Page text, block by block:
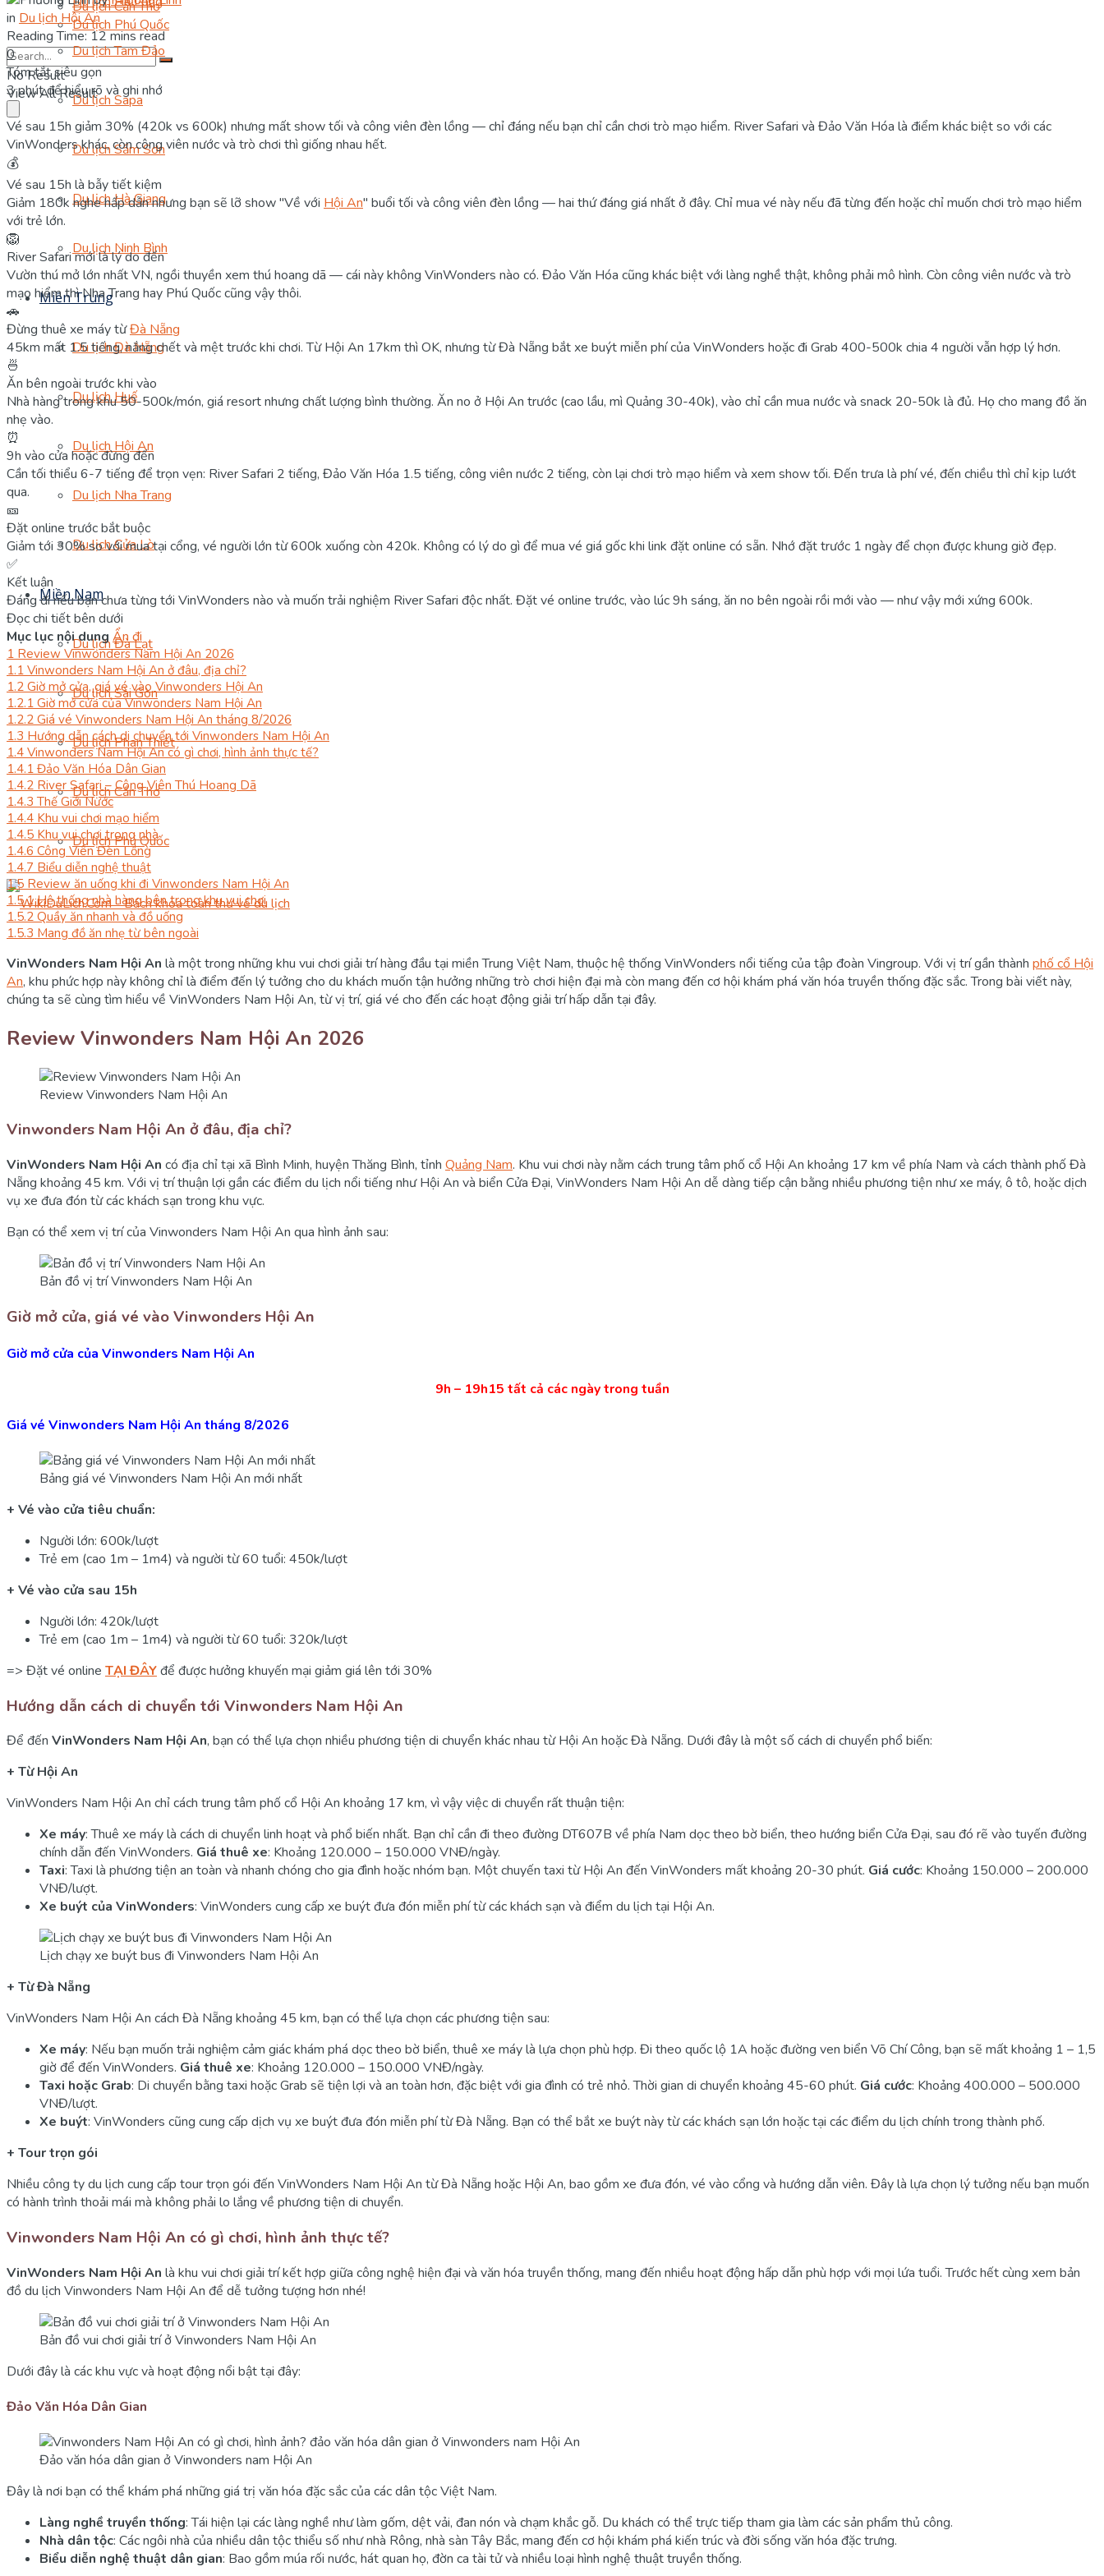
Du lịch Cần Thơ
Du lịch Phú Quốc
No Result
View All Result
Du lịch Tam Đảo
Du lịch Sapa
Du lịch Sầm Sơn
Du lịch Hà Giang
Du lịch Ninh Bình
Miền Trung
Du lịch Đà Nẵng
Du lịch Huế
Du lịch Hội An
Du lịch Nha Trang
Du lịch Cửa Lò
Miền Nam
Du lịch Đà Lạt
Du lịch Sài Gòn
Du lịch Phan Thiết
Du lịch Cần Thơ
Du lịch Phú Quốc
in Du lịch Hội An
Reading Time: 12 mins read
0
Tóm tắt siêu gọn
3 phút để hiểu rõ và ghi nhớ
Vé sau 15h giảm 30% (420k vs 600k) nhưng mất show tối và công viên đèn lồng — chỉ đáng nếu bạn chỉ cần chơi trò mạo hiểm. River Safari và Đảo Văn Hóa là điểm khác biệt so với các
VinWonders khác, còn công viên nước và trò chơi thì giống nhau hết.
💰
Vé sau 15h là bẫy tiết kiệm
Giảm 180k nghe hấp dẫn nhưng bạn sẽ lỡ show "Về với Hội An" buổi tối và công viên đèn lồng — hai thứ đáng giá nhất ở đây. Chỉ mua vé này nếu đã từng đến hoặc chỉ muốn chơi trò mạo hiểm
với trẻ lớn.
🦁
River Safari mới là lý do đến
Vườn thú mở lớn nhất VN, ngồi thuyền xem thú hoang dã — cái này không VinWonders nào có. Đảo Văn Hóa cũng khác biệt với làng nghề thật, không phải mô hình. Còn công viên nước và trò
mạo hiểm thì Nha Trang hay Phú Quốc cũng vậy thôi.
🚗
Đừng thuê xe máy từĐà Nẵng
45km mất 1.5 tiếng, nắng chết và mệt trước khi chơi. Từ Hội An 17km thì OK, nhưng từ Đà Nẵng bắt xe buýt miễn phí của VinWonders hoặc đi Grab 400-500k chia 4 người vẫn hợp lý hơn.
🍜
Ăn bên ngoài trước khi vào
Nhà hàng trong khu 50-500k/món, giá resort nhưng chất lượng bình thường. Ăn no ở Hội An trước (cao lầu, mì Quảng 30-40k), vào chỉ cần mua nước và snack 20-50k là đủ. Họ cho mang đồ ăn
nhẹ vào.
⏰
9h vào cửa hoặc đừng đến
Cần tối thiểu 6-7 tiếng để trọn vẹn: River Safari 2 tiếng, Đảo Văn Hóa 1.5 tiếng, công viên nước 2 tiếng, còn lại chơi trò mạo hiểm và xem show tối. Đến trưa là phí vé, đến chiều thì chỉ kịp lướt
qua.
🎫
Đặt online trước bắt buộc
Giảm tới 30% so với mua tại cổng, vé người lớn từ 600k xuống còn 420k. Không có lý do gì để mua vé giá gốc khi link đặt online có sẵn. Nhớ đặt trước 1 ngày để chọn được khung giờ đẹp.
✅
Kết luận
Đáng đi nếu bạn chưa từng tới VinWonders nào và muốn trải nghiệm River Safari độc nhất. Đặt vé online trước, vào lúc 9h sáng, ăn no bên ngoài rồi mới vào — như vậy mới xứng 600k.
Đọc chi tiết bên dưới
Mục lục nội dung Ẩn đi
1 Review Vinwonders Nam Hội An 2026
1.1 Vinwonders Nam Hội An ở đâu, địa chỉ?
1.2 Giờ mở cửa, giá vé vào Vinwonders Hội An
1.2.1 Giờ mở cửa của Vinwonders Nam Hội An
1.2.2 Giá vé Vinwonders Nam Hội An tháng 8/2026
1.3 Hướng dẫn cách di chuyển tới Vinwonders Nam Hội An
1.4 Vinwonders Nam Hội An có gì chơi, hình ảnh thực tế?
1.4.1 Đảo Văn Hóa Dân Gian
1.4.2 River Safari – Công Viên Thú Hoang Dã
1.4.3 Thế Giới Nước
1.4.4 Khu vui chơi mạo hiểm
1.4.5 Khu vui chơi trong nhà
1.4.6 Công Viên Đèn Lồng
1.4.7 Biểu diễn nghệ thuật
1.5 Review ăn uống khi đi Vinwonders Nam Hội An
1.5.1 Hệ thống nhà hàng bên trong khu vui chơi
1.5.2 Quầy ăn nhanh và đồ uống
1.5.3 Mang đồ ăn nhẹ từ bên ngoài
VinWonders Nam Hội An là một trong những khu vui chơi giải trí hàng đầu tại miền Trung Việt Nam, thuộc hệ thống VinWonders nổi tiếng của tập đoàn Vingroup. Với vị trí gần thành phố cổ Hội
An, khu phức hợp này không chỉ là điểm đến lý tưởng cho du khách muốn tận hưởng những trò chơi hiện đại mà còn mang đến cơ hội khám phá văn hóa truyền thống đặc sắc. Trong bài viết này,
chúng ta sẽ cùng tìm hiểu về VinWonders Nam Hội An, từ vị trí, giá vé cho đến các hoạt động giải trí hấp dẫn tại đây.
Review Vinwonders Nam Hội An 2026
Review Vinwonders Nam Hội An
Vinwonders Nam Hội An ở đâu, địa chỉ?
VinWonders Nam Hội An có địa chỉ tại xã Bình Minh, huyện Thăng Bình, tỉnh Quảng Nam. Khu vui chơi này nằm cách trung tâm phố cổ Hội An khoảng 17 km về phía Nam và cách thành phố Đà
Nẵng khoảng 45 km. Với vị trí thuận lợi gần các điểm du lịch nổi tiếng như Hội An và biển Cửa Đại, VinWonders Nam Hội An dễ dàng tiếp cận bằng nhiều phương tiện như xe máy, ô tô, hoặc dịch
vụ xe đưa đón từ các khách sạn trong khu vực.
Bạn có thể xem vị trí của Vinwonders Nam Hội An qua hình ảnh sau:
Bản đồ vị trí Vinwonders Nam Hội An
Giờ mở cửa, giá vé vào Vinwonders Hội An
Giờ mở cửa của Vinwonders Nam Hội An
9h – 19h15 tất cả các ngày trong tuần
Giá vé Vinwonders Nam Hội An tháng 8/2026
Bảng giá vé Vinwonders Nam Hội An mới nhất
+ Vé vào cửa tiêu chuẩn:
Người lớn: 600k/lượt
Trẻ em (cao 1m – 1m4) và người từ 60 tuổi: 450k/lượt
+ Vé vào cửa sau 15h
Người lớn: 420k/lượt
Trẻ em (cao 1m – 1m4) và người từ 60 tuổi: 320k/lượt
=> Đặt vé online TẠI ĐÂYđể được hưởng khuyến mại giảm giá lên tới 30%
Hướng dẫn cách di chuyển tới Vinwonders Nam Hội An
Để đến VinWonders Nam Hội An, bạn có thể lựa chọn nhiều phương tiện di chuyển khác nhau từ Hội An hoặc Đà Nẵng. Dưới đây là một số cách di chuyển phổ biến:
+ Từ Hội An
VinWonders Nam Hội An chỉ cách trung tâm phố cổ Hội An khoảng 17 km, vì vậy việc di chuyển rất thuận tiện:
Xe máy: Thuê xe máy là cách di chuyển linh hoạt và phổ biến nhất. Bạn chỉ cần đi theo đường DT607B về phía Nam dọc theo bờ biển, theo hướng biển Cửa Đại, sau đó rẽ vào tuyến đường
chính dẫn đến VinWonders. Giá thuê xe: Khoảng 120.000 – 150.000 VNĐ/ngày.
Taxi: Taxi là phương tiện an toàn và nhanh chóng cho gia đình hoặc nhóm bạn. Một chuyến taxi từ Hội An đến VinWonders mất khoảng 20-30 phút. Giá cước: Khoảng 150.000 – 200.000
VNĐ/lượt.
Xe buýt của VinWonders: VinWonders cung cấp xe buýt đưa đón miễn phí từ các khách sạn và điểm du lịch tại Hội An.
Lịch chạy xe buýt bus đi Vinwonders Nam Hội An
+ Từ Đà Nẵng
VinWonders Nam Hội An cách Đà Nẵng khoảng 45 km, bạn có thể lựa chọn các phương tiện sau:
Xe máy: Nếu bạn muốn trải nghiệm cảm giác khám phá dọc theo bờ biển, thuê xe máy là lựa chọn phù hợp. Đi theo quốc lộ 1A hoặc đường ven biển Võ Chí Công, bạn sẽ mất khoảng 1 – 1,5
giờ để đến VinWonders. Giá thuê xe: Khoảng 120.000 – 150.000 VNĐ/ngày.
Taxi hoặc Grab: Di chuyển bằng taxi hoặc Grab sẽ tiện lợi và an toàn hơn, đặc biệt với gia đình có trẻ nhỏ. Thời gian di chuyển khoảng 45-60 phút. Giá cước: Khoảng 400.000 – 500.000
VNĐ/lượt.
Xe buýt: VinWonders cũng cung cấp dịch vụ xe buýt đưa đón miễn phí từ Đà Nẵng. Bạn có thể bắt xe buýt này từ các khách sạn lớn hoặc tại các điểm du lịch chính trong thành phố.
+ Tour trọn gói
Nhiều công ty du lịch cung cấp tour trọn gói đến VinWonders Nam Hội An từ Đà Nẵng hoặc Hội An, bao gồm xe đưa đón, vé vào cổng và hướng dẫn viên. Đây là lựa chọn lý tưởng nếu bạn muốn
có hành trình thoải mái mà không phải lo lắng về phương tiện di chuyển.
Vinwonders Nam Hội An có gì chơi, hình ảnh thực tế?
VinWonders Nam Hội An là khu vui chơi giải trí kết hợp giữa công nghệ hiện đại và văn hóa truyền thống, mang đến nhiều hoạt động hấp dẫn phù hợp với mọi lứa tuổi. Trước hết cùng xem bản
đồ du lịch Vinwonders Nam Hội An để dễ tưởng tượng hơn nhé!
Bản đồ vui chơi giải trí ở Vinwonders Nam Hội An
Dưới đây là các khu vực và hoạt động nổi bật tại đây:
Đảo Văn Hóa Dân Gian
Đảo văn hóa dân gian ở Vinwonders nam Hội An
Đây là nơi bạn có thể khám phá những giá trị văn hóa đặc sắc của các dân tộc Việt Nam.
Làng nghề truyền thống: Tái hiện lại các làng nghề như làm gốm, dệt vải, đan nón và chạm khắc gỗ. Du khách có thể trực tiếp tham gia làm các sản phẩm thủ công.
Nhà dân tộc: Các ngôi nhà của nhiều dân tộc thiểu số như nhà Rông, nhà sàn Tây Bắc, mang đến cơ hội khám phá kiến trúc và đời sống văn hóa đặc trưng.
Biểu diễn nghệ thuật dân gian: Bao gồm múa rối nước, hát quan họ, đờn ca tài tử và nhiều loại hình nghệ thuật truyền thống.